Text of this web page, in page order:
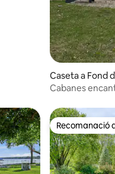
Caseta a Fond
Cabanes
Recomanació
Recomanació